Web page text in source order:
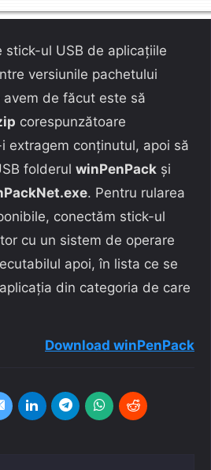
stick-ul USB de aplicațiile
versiunile pachetului
avem de făcut este să
corespunzătoare
extragem conținutul, apoi să
folderul winPenPack și
. Pentru rularea
conectăm stick-ul
cu un sistem de operare
apoi, în lista ce se
din categoria de care
Download winPenPack